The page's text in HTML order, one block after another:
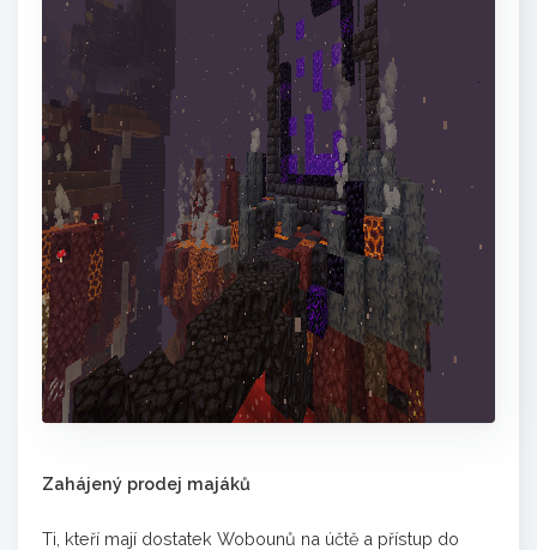
Zahájený prodej majáků
Ti, kteří mají dostatek Wobounů na účtě a přístup do